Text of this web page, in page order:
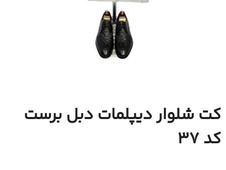
کت شلوار دیپلمات دبل برست
کد 37